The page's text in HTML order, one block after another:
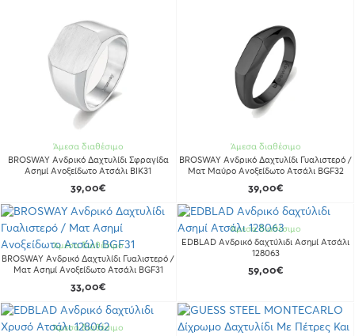
Άμεσα διαθέσιμο
BROSWAY Ανδρικό Δαχτυλίδι Σφραγίδα
Ασημί Ανοξείδωτο Ατσάλι BIK31
39,00€
Άμεσα διαθέσιμο
BROSWAY Ανδρικό Δαχτυλίδι Γυαλιστερό /
Ματ Μαύρο Ανοξείδωτο Ατσάλι BGF32
39,00€
Άμεσα διαθέσιμο
BROSWAY Ανδρικό Δαχτυλίδι Γυαλιστερό /
Ματ Ασημί Ανοξείδωτο Ατσάλι BGF31
33,00€
Άμεσα διαθέσιμο
ΕDBLAD Ανδρικό δαχτύλιδι Ασημί Ατσάλι
128063
59,00€
Άμεσα διαθέσιμο